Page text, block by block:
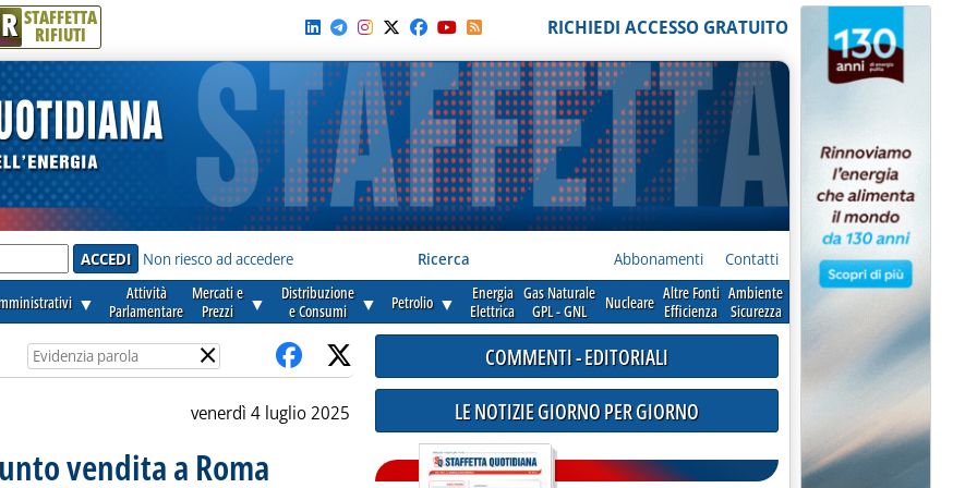
R STAFFETTA
RIFIUTI RICHIEDI ACCESSO GRATUITO
Non riesco ad accedere Ricerca Abbonamenti Contatti
▼
Attività
Parlamentare
Mercati e
Prezzi
▼
Distribuzione
e Consumi
▼ Petrolio ▼
Energia
Elettrica
Gas Naturale
GPL - GNL
Nucleare Altre Fonti
Efficienza
Ambiente
Sicurezza
×
venerdì 4 luglio 2025
vendita a Roma
COMMENTI - EDITORIALI
LE NOTIZIE GIORNO PER GIORNO